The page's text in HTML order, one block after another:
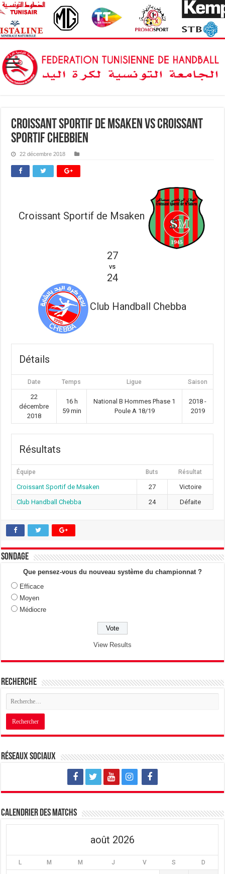
Croissant Sportif de Msaken vs Croissant
Sportif Chebbien
22 décembre 2018
Croissant Sportif de Msaken
27
vs
24
Club Handball Chebba
Détails
Date Temps Ligue Saison
22
décembre
2018
16 h
59 min
National B Hommes Phase 1
Poule A 18/19
2018 -
2019
Résultats
Équipe Buts Résultat
Croissant Sportif de Msaken 27
Victoire
Club Handball Chebba
24 Défaite
Sondage
Que pensez-vous du nouveau système du championnat ?
Efficace
Moyen
Médiocre
View Results
Recherche
Réseaux sociaux
Calendrier des matchs
août 2026
L M M J V S D